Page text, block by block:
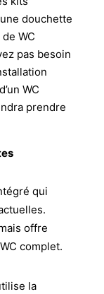
douchette
WC
pas besoin
WC
prendre
qui
offre
complet.
la